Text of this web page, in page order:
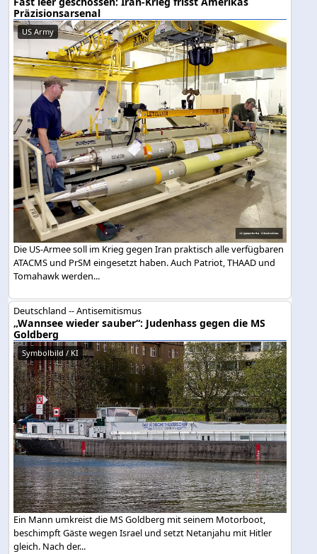
Präzisionsarsenal
US Army
Die US-Armee soll im Krieg gegen Iran praktisch alle verfügbaren
ATACMS und PrSM eingesetzt haben. Auch Patriot, THAAD und
Tomahawk werden...
Deutschland -- Antisemitismus
„Wannsee wieder sauber“: Judenhass gegen die MS
Goldberg
Symbolbild / KI
Ein Mann umkreist die MS Goldberg mit seinem Motorboot,
beschimpft Gäste wegen Israel und setzt Netanjahu mit Hitler
gleich. Nach der...